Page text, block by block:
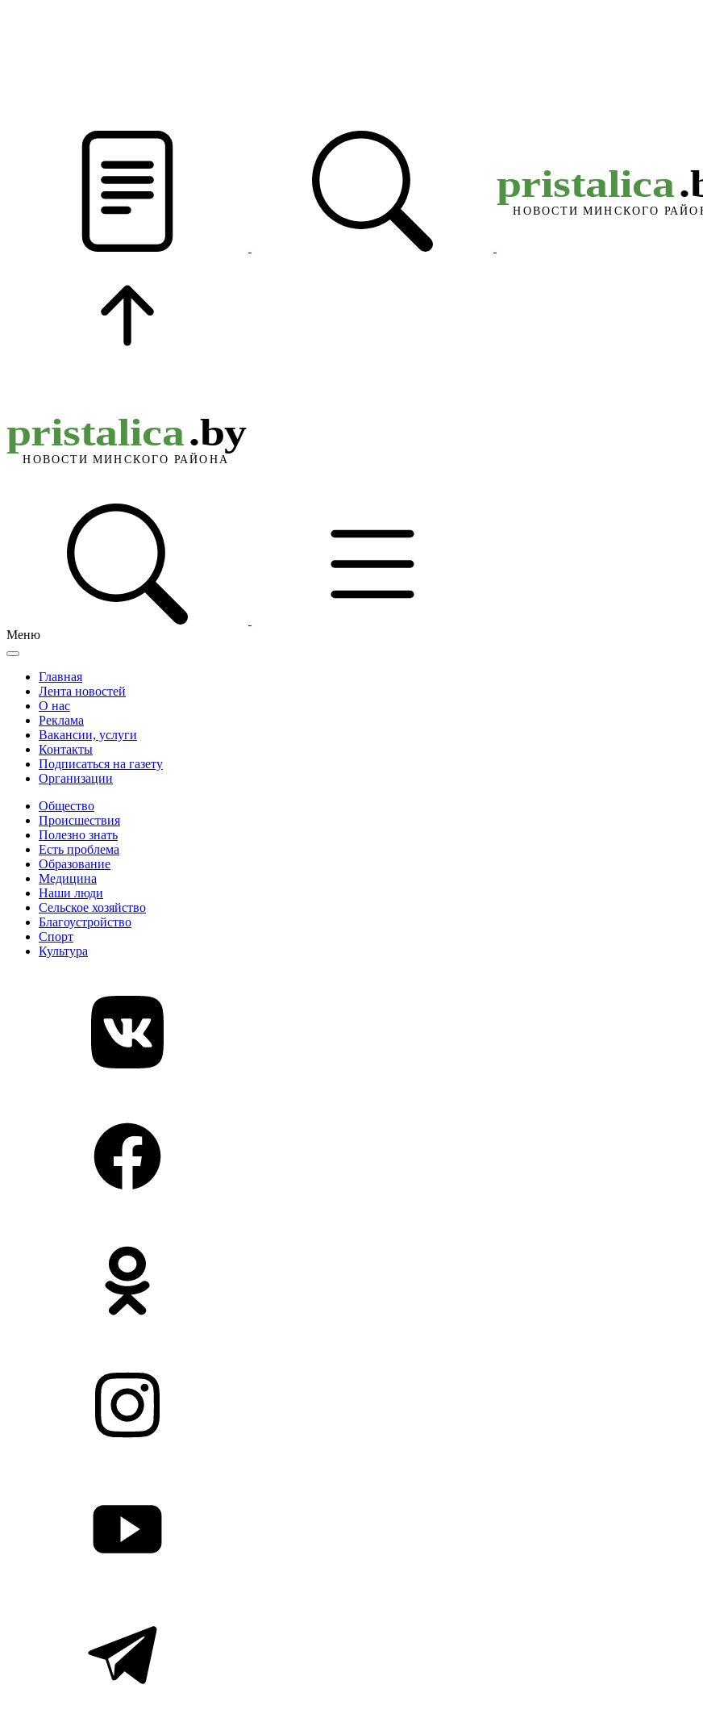
Меню
Главная
Лента новостей
О нас
Реклама
Вакансии, услуги
Контакты
Подписаться на газету
Организации
Общество
Происшествия
Полезно знать
Есть проблема
Образование
Медицина
Наши люди
Сельское хозяйство
Благоустройство
Спорт
Культура